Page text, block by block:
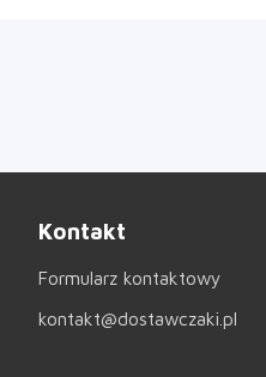
Kontakt
Formularz kontaktowy
kontakt@dostawczaki.pl